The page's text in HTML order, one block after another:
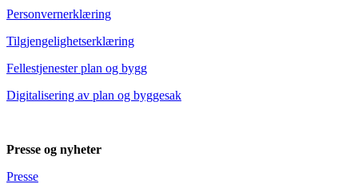
Personvernerklæring
Tilgjengelighetserklæring
Fellestjenester plan og bygg
Digitalisering av plan og byggesak
Presse og nyheter
Presse